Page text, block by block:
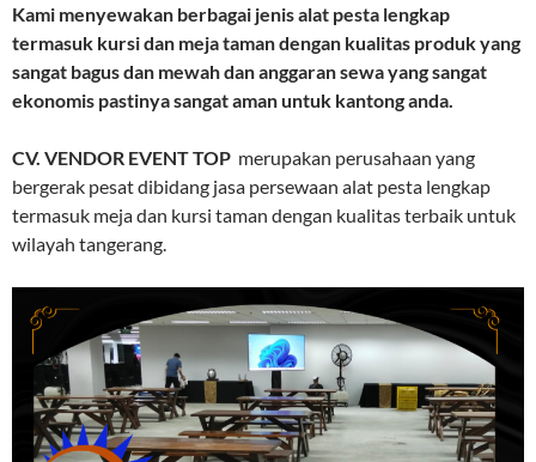
Kami menyewakan berbagai jenis alat pesta lengkap
termasuk kursi dan meja taman dengan kualitas produk yang
sangat bagus dan mewah dan anggaran sewa yang sangat
ekonomis pastinya sangat aman untuk kantong anda.
CV. VENDOR EVENT TOP merupakan perusahaan yang
bergerak pesat dibidang jasa persewaan alat pesta lengkap
termasuk meja dan kursi taman dengan kualitas terbaik untuk
wilayah tangerang.